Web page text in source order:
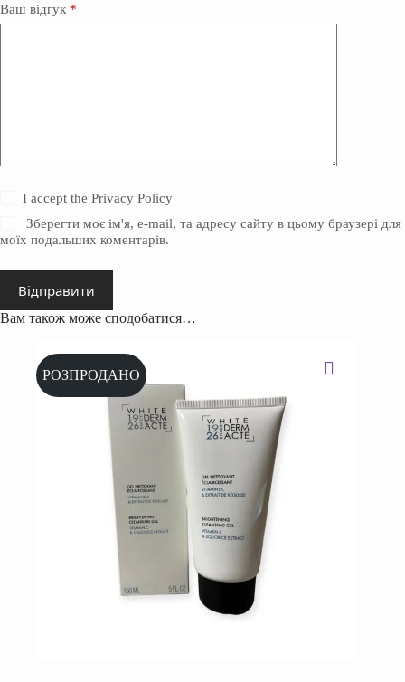
Ваш відгук *
I accept thePrivacy Policy
Зберегти моє ім'я, e-mail, та адресу сайту в цьому браузері для
моїх подальших коментарів.
Відправити
Вам також може сподобатися…
РОЗПРОДАНО